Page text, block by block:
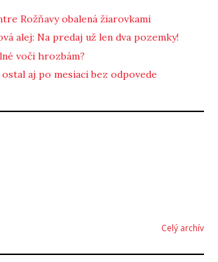
Rožňavy obalená žiarovkami
alej: Na predaj už len dva pozemky!
voči hrozbám?
aj po mesiaci bez odpovede
Celý archív